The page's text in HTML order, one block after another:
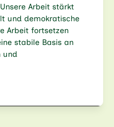
Arbeit stärkt
und demokratische
Arbeit fortsetzen
stabile Basis an
und